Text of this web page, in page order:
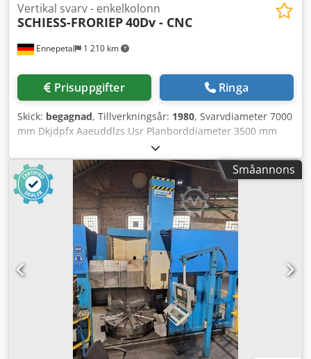
Ennepetal 1 210 km
Vertikal svarv - enkelkolonn
SCHIESS-FRORIEP40Dv - CNC
Prisuppgifter Ringa
Skick: begagnad, Tillverkningsår: 1980, Svarvdiameter 7000
mm Dkjdpfx Aaeuddlzs Usr Planborddiameter 3500 mm
Arbetsstyckeshöjd 3000 mm Planbordets höjd över golv
160 mm Ombyggnad 1998 Styrsystem Siemens 840 C Max.
bordsbelastning 60000 kg Elektrisk anslutning 400 V
Serienummer 11 33 0051 Totalt effektbehov 71 kW
Maskinvikt ca. / t Utrymmesbehov ca. 13 x 6 m SCHIESS-
FRORIEP 40 DV är en karusellsvarv som tillverkades 1980.
Maskinen moderniserades och förbättrades 1998. Bland
annat installerades ett drivsystem för verktyg (C-axel).
Styrsystemet uppgraderades också till SIEMENS 840 C. De
öppna, stora karusellsvarvarna med rörlig pelare, typ DV,
är särskilt lämpade för bearbetning av arbetsstycken med
ofta växlande diametrar och med sällan förekommande
maximala mått. Minimalt platskrav, universell
användbarhet och ekonomiska fördelar avgör vanligtvis
valet. En styv stålkonstruktion, datoroptimerad för maximal
Småannons